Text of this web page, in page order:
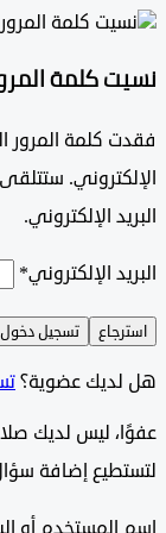
كلمة المرور،
كلمة المرور
ستتلقى
الإلكتروني.
الإلكتروني*
تسجيل دخول
عضوية؟تسجيل
ليس لديك
إضافة سؤال.